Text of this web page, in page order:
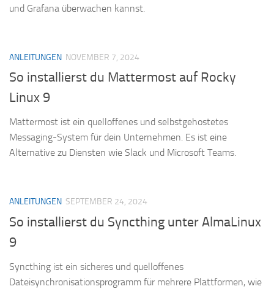
und Grafana überwachen kannst.
ANLEITUNGEN NOVEMBER 7, 2024
So installierst du Mattermost auf Rocky
Linux 9
Mattermost ist ein quelloffenes und selbstgehostetes
Messaging-System für dein Unternehmen. Es ist eine
Alternative zu Diensten wie Slack und Microsoft Teams.
ANLEITUNGEN SEPTEMBER 24, 2024
So installierst du Syncthing unter AlmaLinux
9
Syncthing ist ein sicheres und quelloffenes
Dateisynchronisationsprogramm für mehrere Plattformen, wie